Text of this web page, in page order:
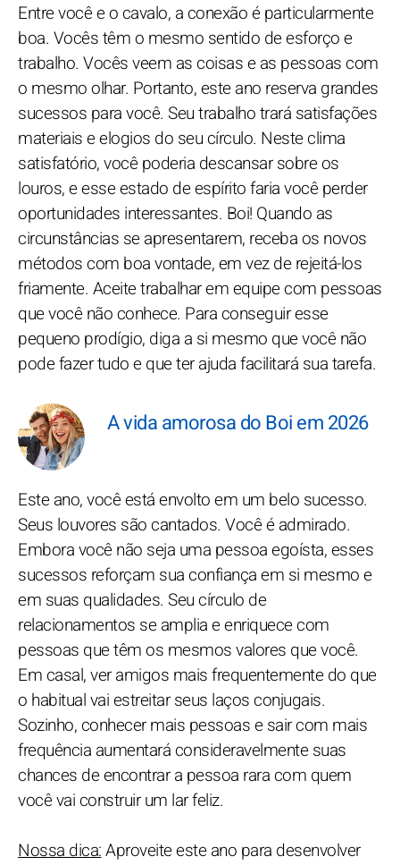
Entre você e o cavalo, a conexão é particularmente
boa. Vocês têm o mesmo sentido de esforço e
trabalho. Vocês veem as coisas e as pessoas com
o mesmo olhar. Portanto, este ano reserva grandes
sucessos para você. Seu trabalho trará satisfações
materiais e elogios do seu círculo. Neste clima
satisfatório, você poderia descansar sobre os
louros, e esse estado de espírito faria você perder
oportunidades interessantes. Boi! Quando as
circunstâncias se apresentarem, receba os novos
métodos com boa vontade, em vez de rejeitá-los
friamente. Aceite trabalhar em equipe com pessoas
que você não conhece. Para conseguir esse
pequeno prodígio, diga a si mesmo que você não
pode fazer tudo e que ter ajuda facilitará sua tarefa.
A vida amorosa do Boi em 2026
Este ano, você está envolto em um belo sucesso.
Seus louvores são cantados. Você é admirado.
Embora você não seja uma pessoa egoísta, esses
sucessos reforçam sua confiança em si mesmo e
em suas qualidades. Seu círculo de
relacionamentos se amplia e enriquece com
pessoas que têm os mesmos valores que você.
Em casal, ver amigos mais frequentemente do que
o habitual vai estreitar seus laços conjugais.
Sozinho, conhecer mais pessoas e sair com mais
frequência aumentará consideravelmente suas
chances de encontrar a pessoa rara com quem
você vai construir um lar feliz.
Nossa dica:Aproveite este ano para desenvolver